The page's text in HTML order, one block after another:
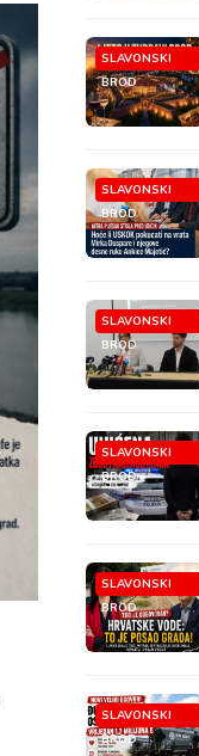
SLAVONSKI
BROD
SLAVONSKI
BROD
SLAVONSKI
BROD
SLAVONSKI
BROD
SLAVONSKI
BROD
SLAVONSKI
BROD